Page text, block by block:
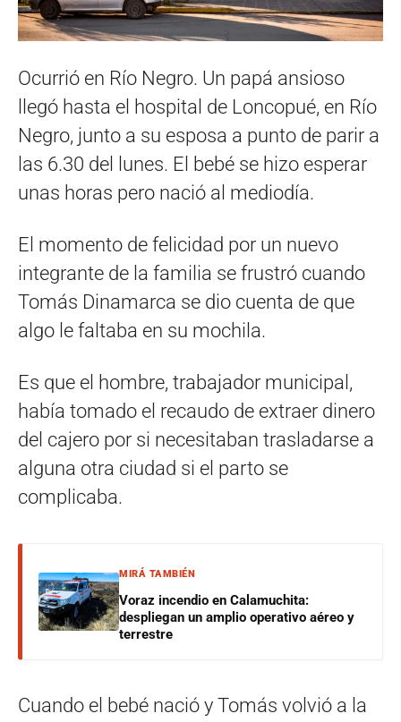
Ocurrió en Río Negro. Un papá ansioso
llegó hasta el hospital de Loncopué, en Río
Negro, junto a su esposa a punto de parir a
las 6.30 del lunes. El bebé se hizo esperar
unas horas pero nació al mediodía.
El momento de felicidad por un nuevo
integrante de la familia se frustró cuando
Tomás Dinamarca se dio cuenta de que
algo le faltaba en su mochila.
Es que el hombre, trabajador municipal,
había tomado el recaudo de extraer dinero
del cajero por si necesitaban trasladarse a
alguna otra ciudad si el parto se
complicaba.
MIRÁ TAMBIÉN
Voraz incendio en Calamuchita:
despliegan un amplio operativo aéreo y
terrestre
Cuando el bebé nació y Tomás volvió a la